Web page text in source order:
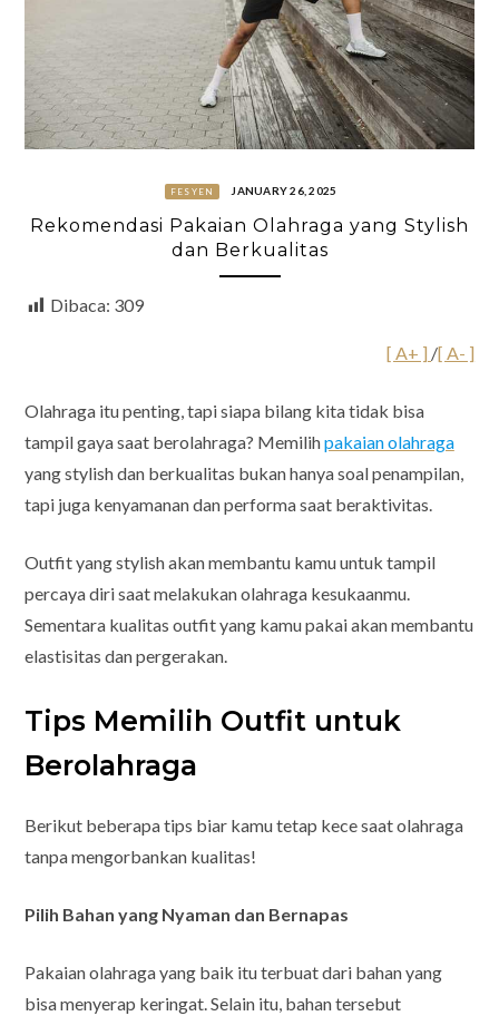
FESYEN JANUARY 26, 2025
Rekomendasi Pakaian Olahraga yang Stylish
dan Berkualitas
Dibaca: 309
[ A+ ] /[ A- ]
Olahraga itu penting, tapi siapa bilang kita tidak bisa
tampil gaya saat berolahraga? Memilihpakaian olahraga
yang stylish dan berkualitas bukan hanya soal penampilan,
tapi juga kenyamanan dan performa saat beraktivitas.
Outfit yang stylish akan membantu kamu untuk tampil
percaya diri saat melakukan olahraga kesukaanmu.
Sementara kualitas outfit yang kamu pakai akan membantu
elastisitas dan pergerakan.
Tips Memilih Outfit untuk
Berolahraga
Berikut beberapa tips biar kamu tetap kece saat olahraga
tanpa mengorbankan kualitas!
Pilih Bahan yang Nyaman dan Bernapas
Pakaian olahraga yang baik itu terbuat dari bahan yang
bisa menyerap keringat. Selain itu, bahan tersebut